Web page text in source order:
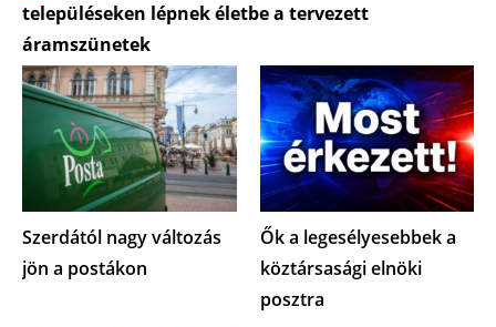
településeken lépnek életbe a tervezett
áramszünetek
Szerdától nagy változás
jön a postákon
Ők a legesélyesebbek a
köztársasági elnöki
posztra